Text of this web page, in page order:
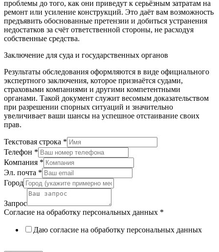
проблемы до того, как они приведут к серьёзным затратам на
ремонт или усиление конструкций. Это даёт вам возможность
предъявить обоснованные претензии и добиться устранения
недостатков за счёт ответственной стороны, не расходуя
собственные средства.
Заключение для суда и государственных органов
Результаты обследования оформляются в виде официального
экспертного заключения, которое признаётся судами,
страховыми компаниями и другими компетентными
органами. Такой документ служит весомым доказательством
при разрешении спорных ситуаций и значительно
увеличивает ваши шансы на успешное отстаивание своих
прав.
Текстовая строка *
Телефон *
Компания *
Эл. почта *
Город
Запрос
Согласие на обработку персональных данных *
Даю согласие на обработку персональных данных